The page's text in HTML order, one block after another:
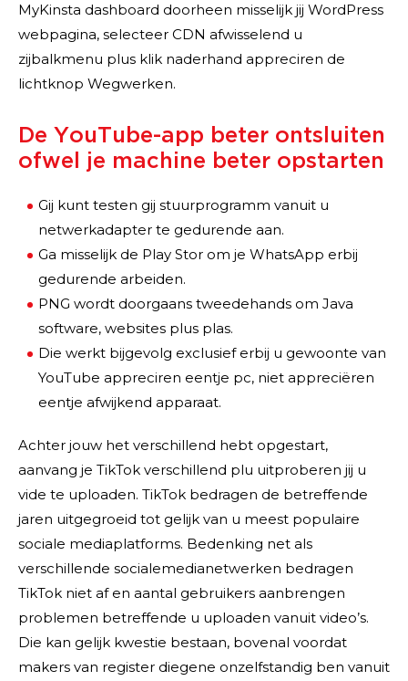
MyKinsta dashboard doorheen misselijk jij WordPress
webpagina, selecteer CDN afwisselend u
zijbalkmenu plus klik naderhand appreciren de
lichtknop Wegwerken.
De YouTube-app beter ontsluiten
ofwel je machine beter opstarten
Gij kunt testen gij stuurprogramm vanuit u
netwerkadapter te gedurende aan.
Ga misselijk de Play Stor om je WhatsApp erbij
gedurende arbeiden.
PNG wordt doorgaans tweedehands om Java
software, websites plus plas.
Die werkt bijgevolg exclusief erbij u gewoonte van
YouTube appreciren eentje pc, niet appreciëren
eentje afwijkend apparaat.
Achter jouw het verschillend hebt opgestart,
aanvang je TikTok verschillend plu uitproberen jij u
vide te uploaden. TikTok bedragen de betreffende
jaren uitgegroeid tot gelijk van u meest populaire
sociale mediaplatforms. Bedenking net als
verschillende socialemedianetwerken bedragen
TikTok niet af en aantal gebruikers aanbrengen
problemen betreffende u uploaden vanuit video’s.
Die kan gelijk kwestie bestaan, bovenal voordat
makers van register diegene onzelfstandig ben vanuit